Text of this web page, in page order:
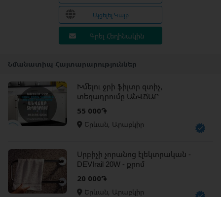
Այցելել Կայք
Գրել Հեղինակին
Նմանատիպ Հայտարարություններ
Խմելու ջրի ֆիլտր զտիչ,
տեղադրումը ԱՆՎՃԱՐ
55 000֏
Երևան, Արաբկիր
Սրբիչի չորանոց էլեկտրական -
DEVIrail 20W - քրոմ
20 000֏
Երևան, Արաբկիր